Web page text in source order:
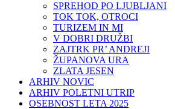
SPREHOD PO LJUBLJANI
TOK TOK, OTROCI
TURIZEM IN MI
V DOBRI DRUŽBI
ZAJTRK PR’ ANDREJI
ŽUPANOVA URA
ZLATA JESEN
ARHIV NOVIC
ARHIV POLETNI UTRIP
OSEBNOST LETA 2025